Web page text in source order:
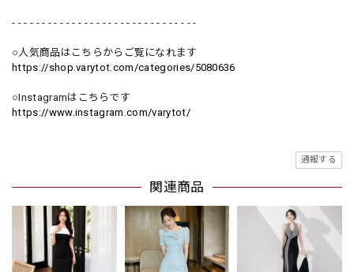
- - - - - - - - - - - - - - - - - - - - - - - - - - - - - - -
○人気商品はこちらからご覧になれます
https://shop.varytot.com/categories/5080636
○Instagramはこちらです
https://www.instagram.com/varytot/
通報する
関連商品